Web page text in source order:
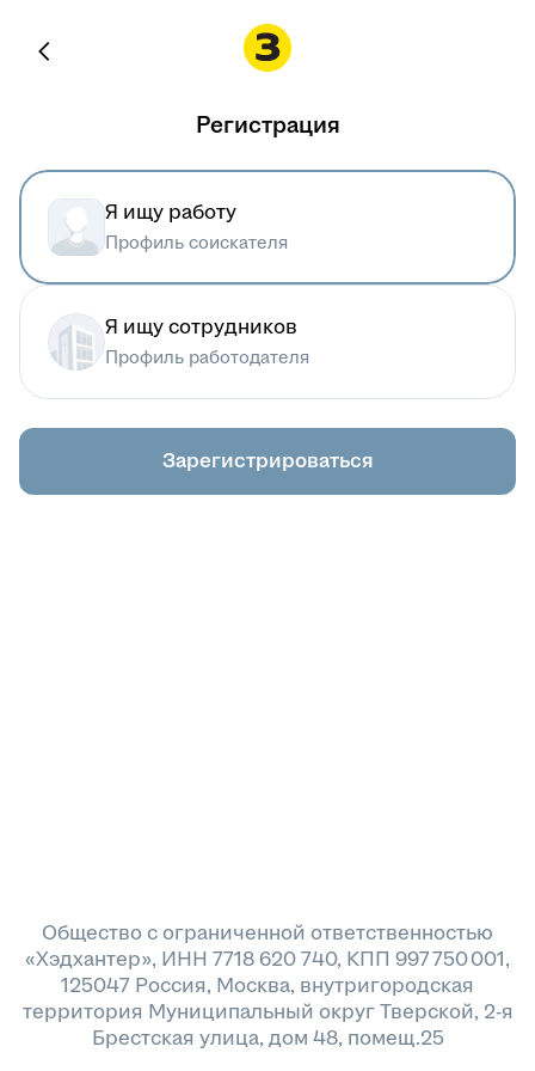
Регистрация
Я ищу работу
Профиль соискателя
Я ищу сотрудников
Профиль работодателя
Зарегистрироваться
Общество с ограниченной ответственностью
«Хэдхантер», ИНН 7718 620 740, КПП 997 750 001,
125047 Россия, Москва, внутригородская
территория Муниципальный округ Тверской, 2-я
Брестская улица, дом 48, помещ.25